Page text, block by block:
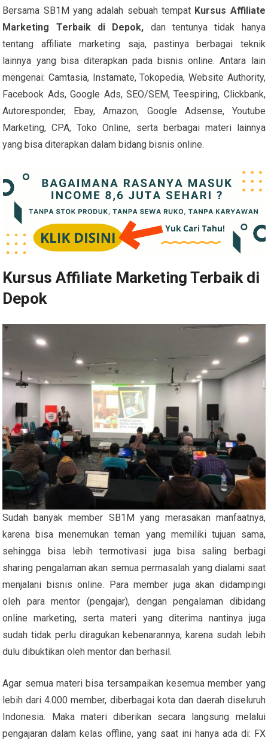
Bersama SB1M yang adalah sebuah tempat Kursus Affiliate
Marketing Terbaik di Depok, dan tentunya tidak hanya
tentang affiliate marketing saja, pastinya berbagai teknik
lainnya yang bisa diterapkan pada bisnis online. Antara lain
mengenai: Camtasia, Instamate, Tokopedia, Website Authority,
Facebook Ads, Google Ads, SEO/SEM, Teespiring, Clickbank,
Autoresponder, Ebay, Amazon, Google Adsense, Youtube
Marketing, CPA, Toko Online, serta berbagai materi lainnya
yang bisa diterapkan dalam bidang bisnis online.
Kursus Affiliate Marketing Terbaik di
Depok
Sudah banyak member SB1M yang merasakan manfaatnya,
karena bisa menemukan teman yang memiliki tujuan sama,
sehingga bisa lebih termotivasi juga bisa saling berbagi
sharing pengalaman akan semua permasalah yang dialami saat
menjalani bisnis online. Para member juga akan didampingi
oleh para mentor (pengajar), dengan pengalaman dibidang
online marketing, serta materi yang diterima nantinya juga
sudah tidak perlu diragukan kebenarannya, karena sudah lebih
dulu dibuktikan oleh mentor dan berhasil.
Agar semua materi bisa tersampaikan kesemua member yang
lebih dari 4.000 member, diberbagai kota dan daerah diseluruh
Indonesia. Maka materi diberikan secara langsung melalui
pengajaran dalam kelas offline, yang saat ini hanya ada di: FX